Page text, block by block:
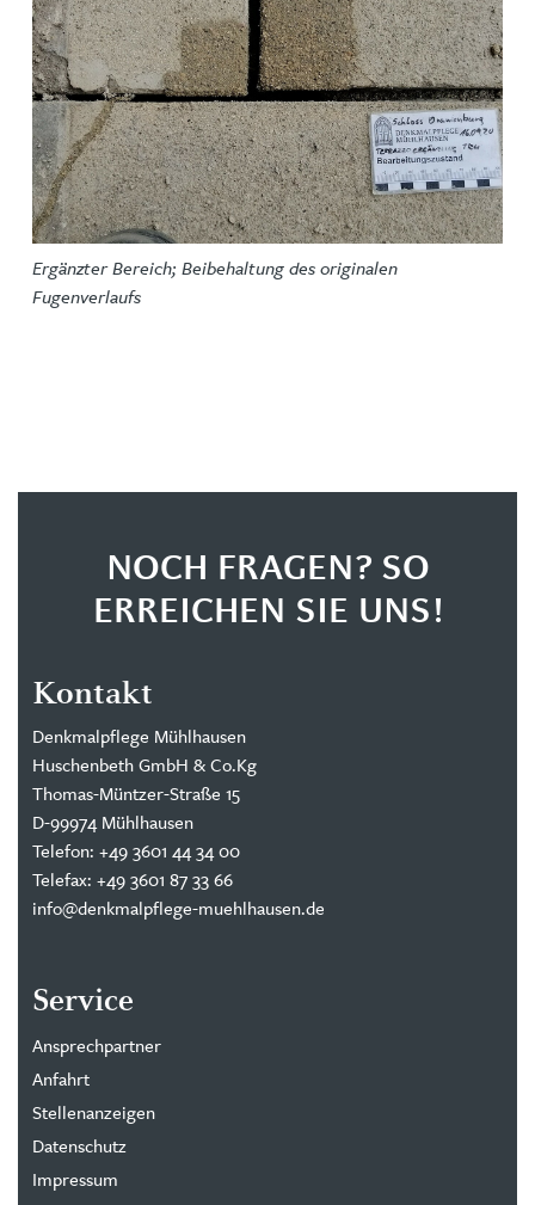
Ergänzter Bereich; Beibehaltung des originalen
Fugenverlaufs
NOCH FRAGEN? SO
ERREICHEN SIE UNS!
Kontakt
Denkmalpflege Mühlhausen
Huschenbeth GmbH & Co.Kg
Thomas-Müntzer-Straße 15
D-99974 Mühlhausen
Telefon: +49 3601 44 34 00
Telefax: +49 3601 87 33 66
info@denkmalpflege-muehlhausen.de
Service
Ansprechpartner
Anfahrt
Stellenanzeigen
Datenschutz
Impressum